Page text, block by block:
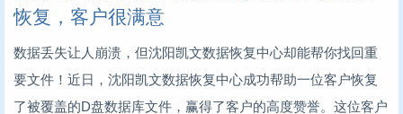
恢复，客户很满意
数据丢失让人崩溃，但沈阳凯文数据恢复中心却能帮你找回重
要文件！近日，沈阳凯文数据恢复中心成功帮助一位客户恢复
了被覆盖的D盘数据库文件，赢得了客户的高度赞誉。这位客户